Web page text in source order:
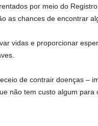
por meio do
as chances de encontrar
vidas e proporcionar
de contrair doenças –
não tem custo algum